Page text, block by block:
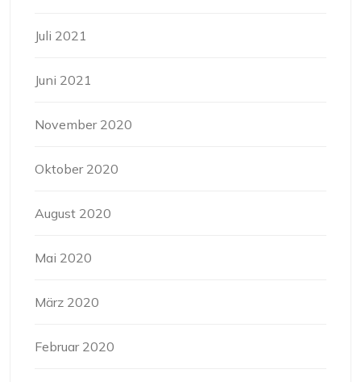
Juli 2021
Juni 2021
November 2020
Oktober 2020
August 2020
Mai 2020
März 2020
Februar 2020